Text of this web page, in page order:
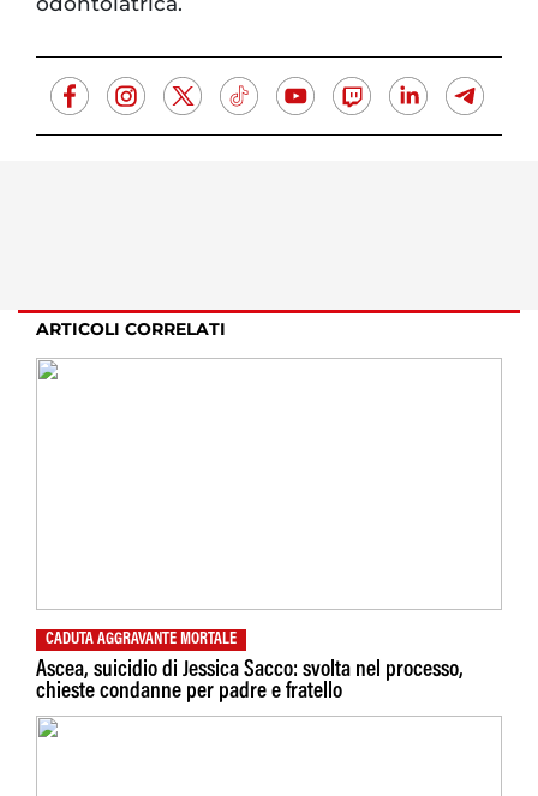
ARTICOLI CORRELATI
CADUTA AGGRAVANTE MORTALE
Ascea, suicidio di Jessica Sacco: svolta nel processo,
chieste condanne per padre e fratello